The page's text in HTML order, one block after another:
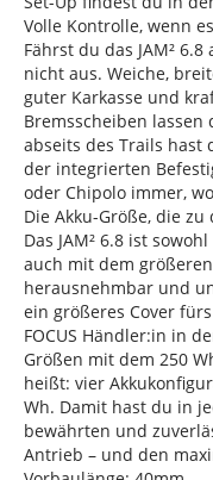
Volle Kontrolle, wenn
Fährst du das JAM²
nicht aus. Weiche,
guter Karkasse und
Bremsscheiben lassen
abseits des Trails hast
der integrierten
oder Chipolo immer,
Die Akku-Größe, die zu
Das JAM² 6.8 ist
auch mit dem
herausnehmbar und
ein größeres Cover
FOCUS Händler:in in
Größen mit dem 250
heißt: vier
Wh. Damit hast du in
bewährten und
Antrieb – und den